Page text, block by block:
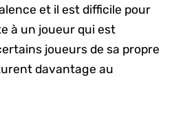
et il est difficile pour
à un joueur qui est
joueurs de sa propre
davantage au